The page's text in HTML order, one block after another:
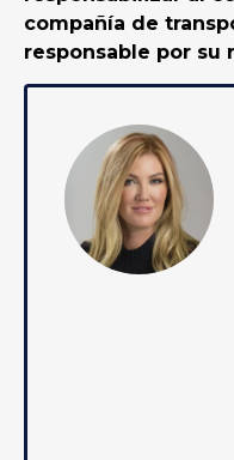
compañía de
responsable por su